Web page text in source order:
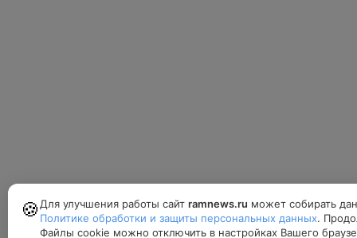
🍪 Для улучшения работы сайт ramnews.ru может собирать
Политике обработки и защиты персональных данных.
Файлы cookie можно отключить в настройках Вашего